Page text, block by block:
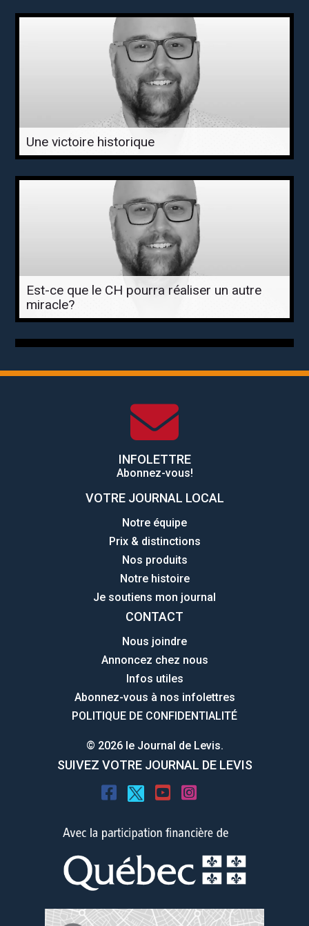
Une victoire historique
Est-ce que le CH pourra réaliser un autre
miracle?
INFOLETTRE
Abonnez-vous!
VOTRE JOURNAL LOCAL
Notre équipe
Prix & distinctions
Nos produits
Notre histoire
Je soutiens mon journal
CONTACT
Nous joindre
Annoncez chez nous
Infos utiles
Abonnez-vous à nos infolettres
POLITIQUE DE CONFIDENTIALITÉ
© 2026 le Journal de Levis.
SUIVEZ VOTRE JOURNAL DE LEVIS